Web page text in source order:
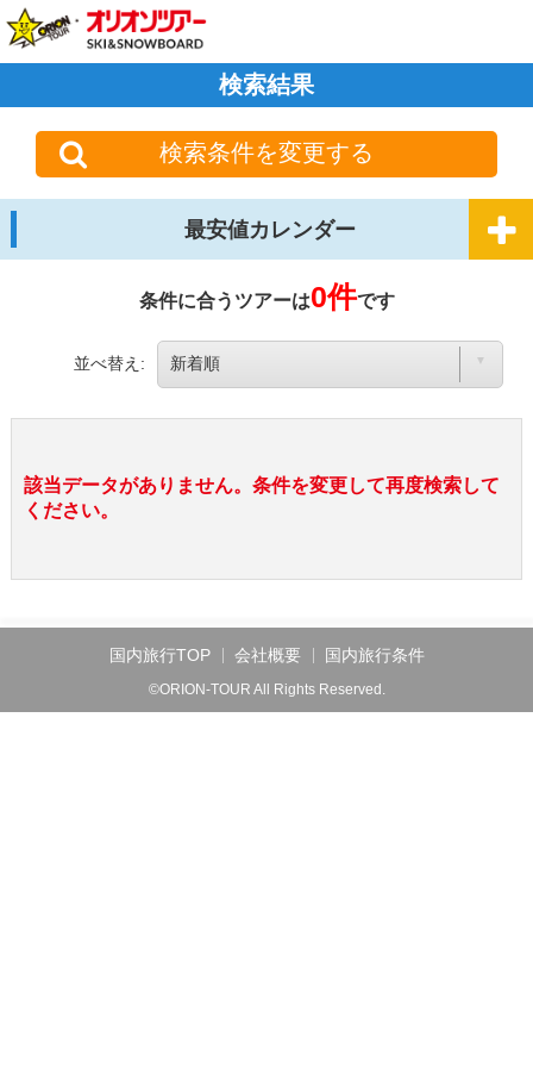
検索結果
検索条件を変更する
最安値カレンダー
条件に合うツアーは0件です
並べ替え:
該当データがありません。条件を変更して再度検索して
ください。
国内旅行TOP 会社概要 国内旅行条件
©ORION-TOUR All Rights Reserved.